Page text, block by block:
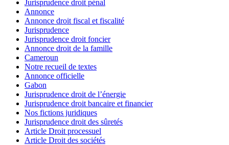
Jurisprudence droit pénal
Annonce
Annonce droit fiscal et fiscalité
Jurisprudence
Jurisprudence droit foncier
Annonce droit de la famille
Cameroun
Notre recueil de textes
Annonce officielle
Gabon
Jurisprudence droit de l’énergie
Jurisprudence droit bancaire et financier
Nos fictions juridiques
Jurisprudence droit des sûretés
Article Droit processuel
Article Droit des sociétés